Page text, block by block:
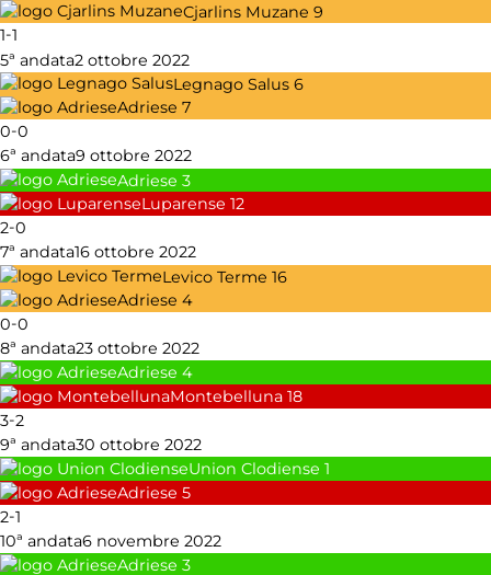
Cjarlins Muzane 9
1-1
5ª andata2 ottobre 2022
Legnago Salus 6
Adriese 7
0-0
6ª andata9 ottobre 2022
Adriese 3
Luparense 12
2-0
7ª andata16 ottobre 2022
Levico Terme 16
Adriese 4
0-0
8ª andata23 ottobre 2022
Adriese 4
Montebelluna 18
3-2
9ª andata30 ottobre 2022
Union Clodiense 1
Adriese 5
2-1
10ª andata6 novembre 2022
Adriese 3